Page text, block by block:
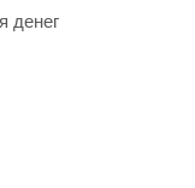
денег